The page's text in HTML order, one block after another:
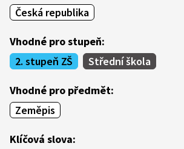
Česká republika
Vhodné pro stupeň:
2. stupeň ZŠ
Střední škola
Vhodné pro předmět:
Zeměpis
Klíčová slova: